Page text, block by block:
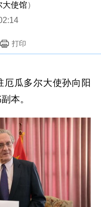
大使馆）
打印
瓜多尔大使孙向阳
本。